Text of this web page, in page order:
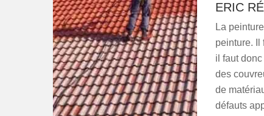
ERIC
La
peinture. Il
il faut
des
de
défauts